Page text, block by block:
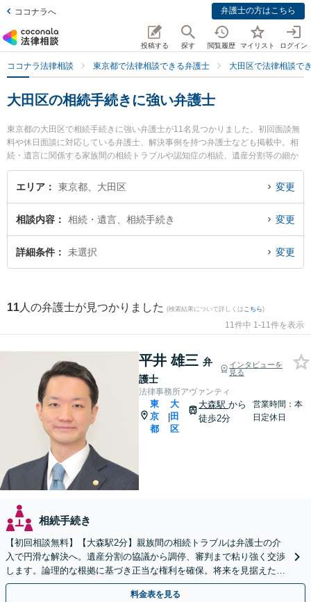
ココナラへ 弁護士の方はこちら
投稿する 探す 閲覧履歴 マイリスト ログイン
ココナラ法律相談 東京都で法律相談できる弁護士 大田区で法律相談で
大田区の相続手続きに強い弁護士
東京都の大田区で相続手続きに強い弁護士が11名見つかりました。初回面談無
料や休日面談に対応している弁護士、解決事例を持つ弁護士なども掲載中。相
続・遺言に関係する家族間の相続トラブルや認知症の相続、遺産分割等の細か
な分野での絞り込み検索もでき便利です。特に法律事務所アヴァンティの平井
雄三弁護士や京浜蒲田法律事務所の豊田 進士弁護士、すみれ法律事務所の大串
談したい』『相続手続きのトラブル解決の実績豊富な近くの弁護士を検索した
い』『初回相談無料で相続手続きを法律相談できる大田区内の弁護士に相談予
約したい』などでお困りの相談者さんにおすすめです。
エリア 東京都、大田区 変更
相談内容 相続・遺言、相続手続き 変更
詳細条件 未選択 変更
11 人の弁護士が見つかりました (検索結果について詳しくは こちら)
11件中 1-11件を表示
平井 雄三 弁
護士
インタビューを
見る
法律事務所アヴァンティ
東
京
都
|
大
田
区
大森駅から
徒歩2分
営業時間：本
日定休日
相続手続き
【初回相談無料】【大森駅2分】親族間の相続トラブルは弁護士の介
入で円滑な解決へ。遺産分割の協議から調停、審判まで粘り強く交渉
します。論理的な根拠に基づき正当な権利を確保。将来を見据えた最
善案を提示します。【夜間や休日相談も対応可能】
料金表を見る